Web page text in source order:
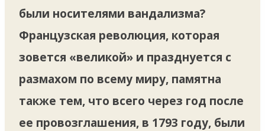
были носителями вандализма?
Французская революция, которая
зовется «великой» и празднуется с
размахом по всему миру, памятна
также тем, что всего через год после
ее провозглашения, в 1793 году, были